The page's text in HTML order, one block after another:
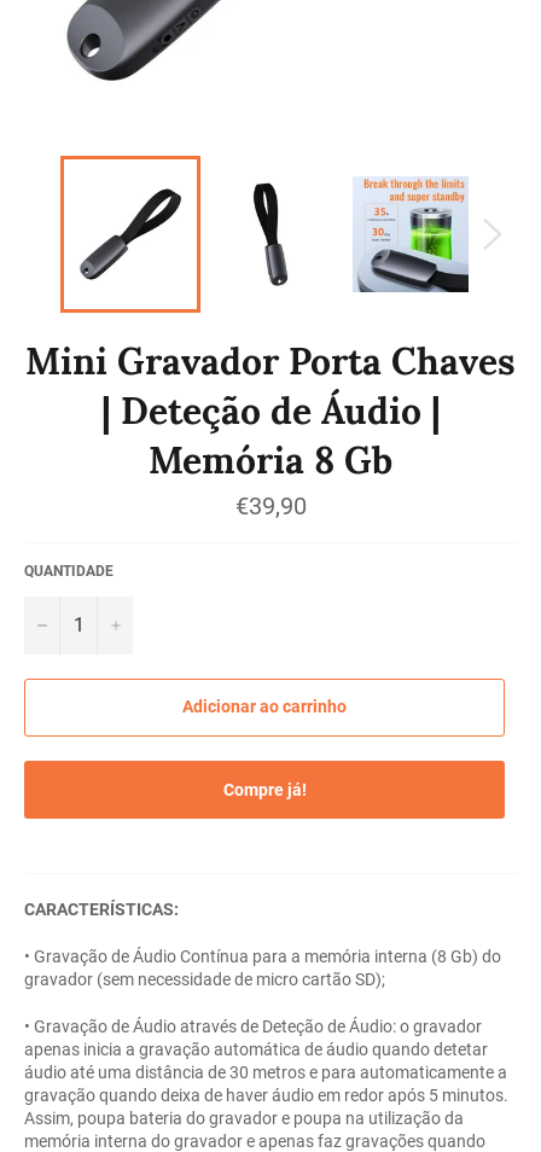
Mini Gravador Porta Chaves
| Deteção de Áudio |
Memória 8 Gb
Preço
normal
€39,90
QUANTIDADE
− +
Adicionar ao carrinho
Compre já!
CARACTERÍSTICAS:
• Gravação de Áudio Contínua para a memória interna (8 Gb) do
gravador (sem necessidade de micro cartão SD);
• Gravação de Áudio através de Deteção de Áudio: o gravador
apenas inicia a gravação automática de áudio quando detetar
áudio até uma distância de 30 metros e para automaticamente a
gravação quando deixa de haver áudio em redor após 5 minutos.
Assim, poupa bateria do gravador e poupa na utilização da
memória interna do gravador e apenas faz gravações quando